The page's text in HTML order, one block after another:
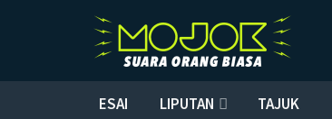
ESAI LIPUTAN TAJUK